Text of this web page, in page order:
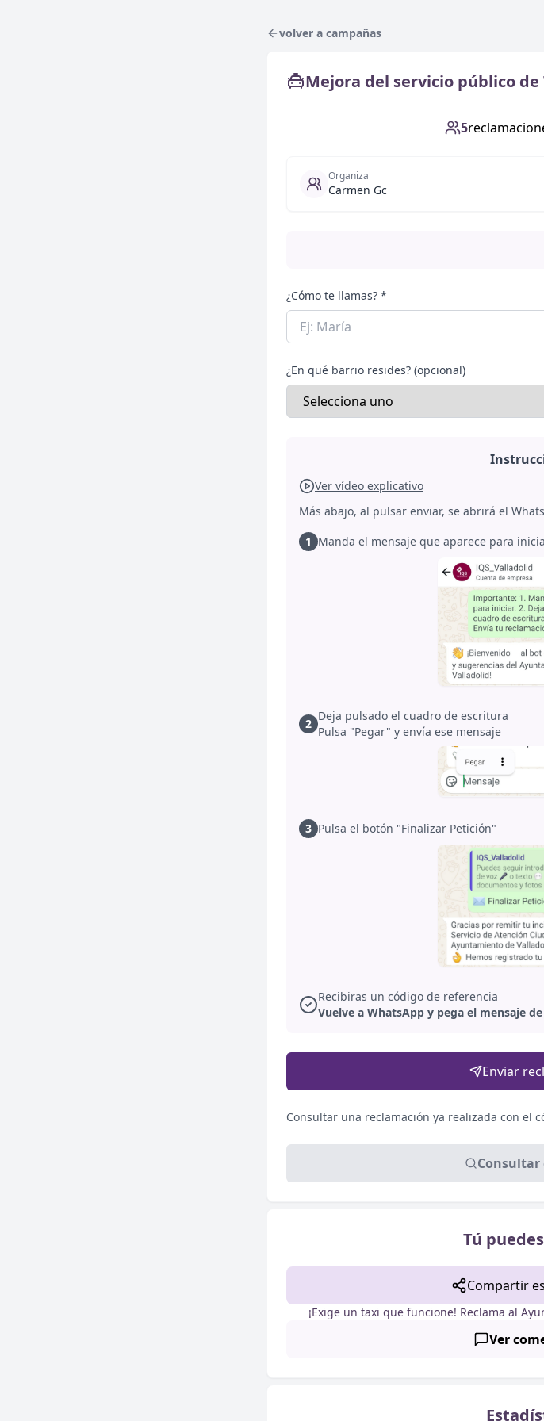
volver a campañas
Mejora del servicio público de
5
Organiza
Carmen Gc
¿Cómo te llamas? *
¿En qué barrio resides? (opcional)
Ver vídeo explicativo
Más abajo, al pulsar enviar, se abrirá el
1 Manda el mensaje que aparece para
2
Deja pulsado el cuadro de escritura
Pulsa "Pegar" y envía ese mensaje
3 Pulsa el botón "Finalizar Petición"
Recibiras un código de referencia
Vuelve a WhatsApp y pega el mensaje
Enviar
Consultar una reclamación ya realizada con el
Tú
Compartir
¡Exige un taxi que funcione! Reclama al
Ver